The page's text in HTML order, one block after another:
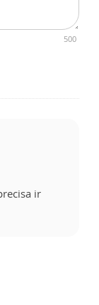
500
ir